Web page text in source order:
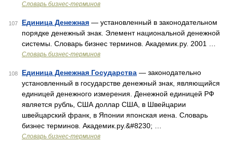
Словарь бизнес-терминов
107 Единица Денежная — установленный в законодательном
порядке денежный знак. Элемент национальной денежной
системы. Словарь бизнес терминов. Академик.ру. 2001 …
Словарь бизнес-терминов
108 Единица Денежная Государства — законодательно
установленный в государстве денежный знак, являющийся
единицей денежного измерения. Денежной единицей РФ
является рубль, США доллар США, в Швейцарии
швейцарский франк, в Японии японская иена. Словарь
бизнес терминов. Академик.ру.&#8230; …
Словарь бизнес-терминов